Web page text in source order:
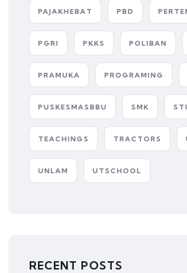
PAJAKHEBAT PBD
PGRI PKKS POLIBAN
PRAMUKA PROGRAMING
PUSKESMASBBU SMK
TEACHINGS TRACTORS
UNLAM UTSCHOOL
RECENT POSTS